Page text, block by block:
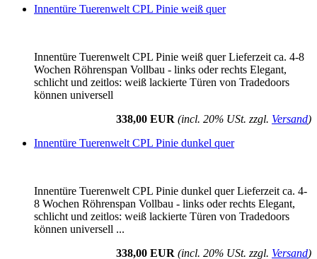
Innentüre Tuerenwelt CPL Pinie weiß quer
Innentüre Tuerenwelt CPL Pinie weiß quer Lieferzeit ca. 4-8
Wochen Röhrenspan Vollbau - links oder rechts Elegant,
schlicht und zeitlos: weiß lackierte Türen von Tradedoors
können universell
338,00 EUR (incl. 20% USt. zzgl. Versand)
Innentüre Tuerenwelt CPL Pinie dunkel quer
Innentüre Tuerenwelt CPL Pinie dunkel quer Lieferzeit ca. 4-
8 Wochen Röhrenspan Vollbau - links oder rechts Elegant,
schlicht und zeitlos: weiß lackierte Türen von Tradedoors
können universell ...
338,00 EUR (incl. 20% USt. zzgl. Versand)